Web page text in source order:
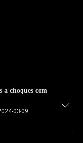
a choques com
03-09